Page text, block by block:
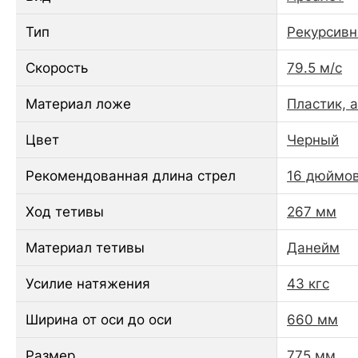
Тип
Скорость 79.5 м/с
Материал ложе Пластик,
Цвет Черный
Рекомендованная длина стрел 16
Ход тетивы 267 мм
Материал тетивы Данейм
Усилие натяжения 43 кгс
Ширина от оси до оси 660 мм